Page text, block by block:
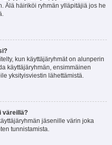
Älä häiriköi ryhmän ylläpitäjiä jos he
kun käyttäjäryhmät on alunperin
käyttäjäryhmän, ensimmäinen
yksityisviestin lähettämistä.
väreillä?
jäsenille värin joka
tunnistamista.